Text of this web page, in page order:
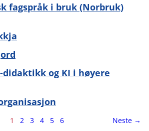
fagspråk i bruk (Norbruk)
og KI i høyere
1 2 3 4 5 6 Neste side
→